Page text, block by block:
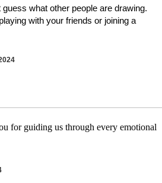
what other people are drawing.
with your friends or joining a
for guiding us through every emotional